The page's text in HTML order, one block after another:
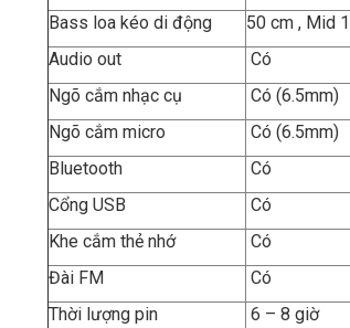
Bass loa kéo di động
50 cm , Mid
Audio out
Có
Ngõ cắm nhạc cụ
Có (6.5mm)
Ngõ cắm micro
Có (6.5mm)
Bluetooth
Có
Cổng USB
Có
Khe cắm thẻ nhớ
Có
Đài FM
Có
Thời lượng pin
6 – 8 giờ